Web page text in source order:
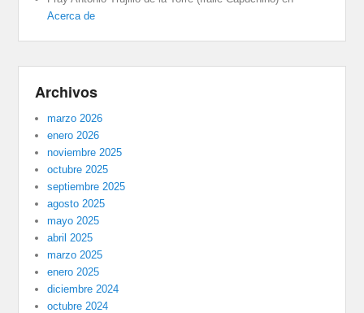
Acerca de
Archivos
marzo 2026
enero 2026
noviembre 2025
octubre 2025
septiembre 2025
agosto 2025
mayo 2025
abril 2025
marzo 2025
enero 2025
diciembre 2024
octubre 2024